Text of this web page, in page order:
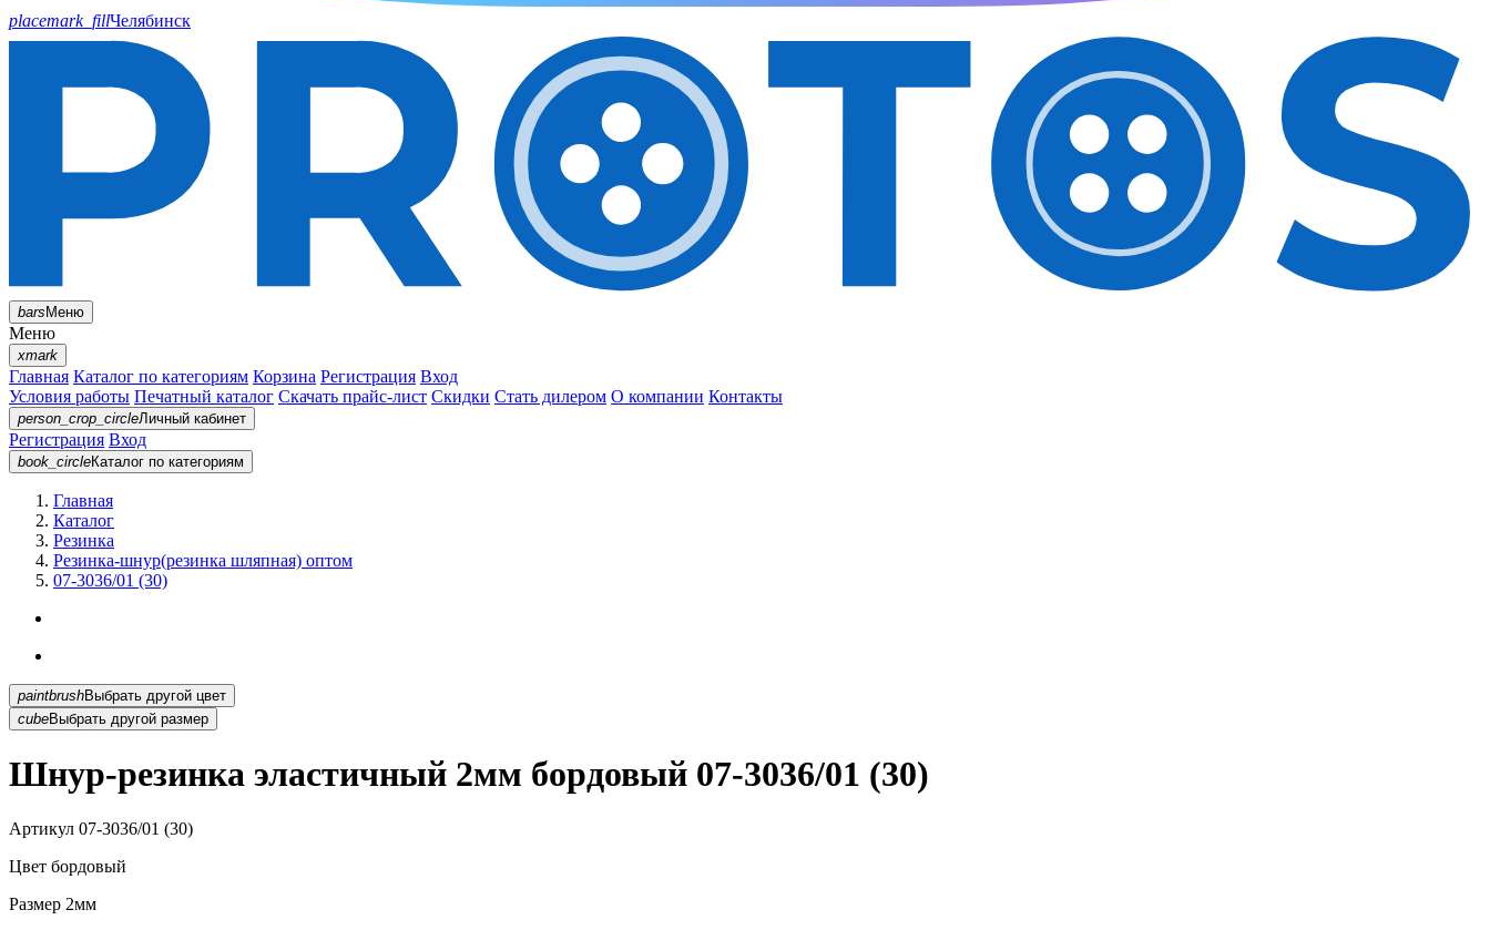
placemark_fillЧелябинск
barsМеню
Меню
xmark
Главная Каталог по категориям Корзина Регистрация Вход
Условия работы Печатный каталог Скачать прайс-лист Скидки Стать дилером О компании Контакты
person_crop_circleЛичный кабинет
Регистрация Вход
book_circleКаталог по категориям
Главная
Каталог
Резинка
Резинка-шнур(резинка шляпная) оптом
07-3036/01 (30)
paintbrush
Выбрать другой цвет
cubeВыбрать другой размер
Шнур-резинка эластичный 2мм бордовый 07-3036/01 (30)
Артикул 07-3036/01 (30)
Цвет бордовый
Размер 2мм